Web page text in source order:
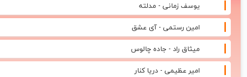
یوسف زمانی - مدلته
امین رستمی - آی عشق
میثاق راد - جاده چالوس
امیر عظیمی - دریا کنار